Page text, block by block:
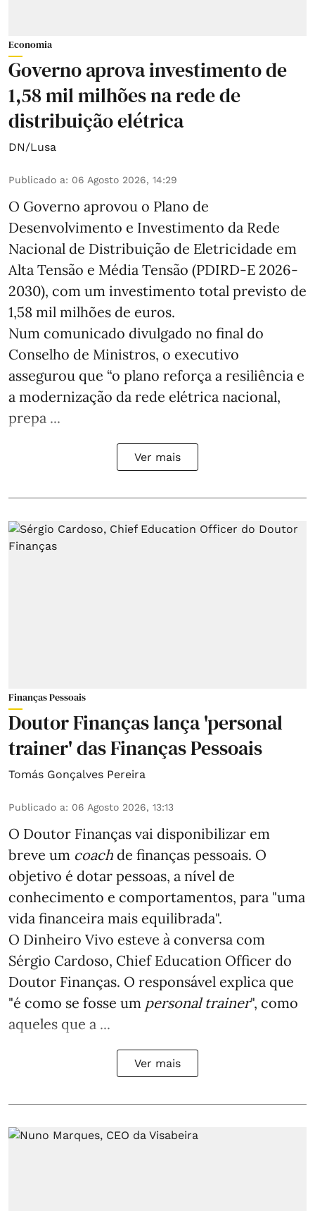
Economia
Governo aprova investimento de
1,58 mil milhões na rede de
distribuição elétrica
DN/Lusa
Publicado a: 06 Agosto 2026, 14:29
O Governo aprovou o Plano de
Desenvolvimento e Investimento da Rede
Nacional de Distribuição de Eletricidade em
Alta Tensão e Média Tensão (PDIRD-E 2026-
2030), com um investimento total previsto de
1,58 mil milhões de euros.
Num comunicado divulgado no final do
Conselho de Ministros, o executivo
assegurou que “o plano reforça a resiliência e
a modernização da rede elétrica nacional,
prepa ...
Ver mais
Finanças Pessoais
Doutor Finanças lança 'personal
trainer' das Finanças Pessoais
Tomás Gonçalves Pereira
Publicado a: 06 Agosto 2026, 13:13
O Doutor Finanças vai disponibilizar em
breve um coach de finanças pessoais. O
objetivo é dotar pessoas, a nível de
conhecimento e comportamentos, para "uma
vida financeira mais equilibrada".
O Dinheiro Vivo esteve à conversa com
Sérgio Cardoso, Chief Education Officer do
Doutor Finanças. O responsável explica que
"é como se fosse um personal trainer", como
aqueles que a ...
Ver mais